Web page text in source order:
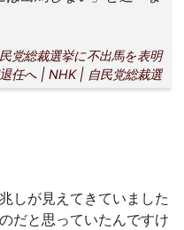
党総裁選挙に不出馬を表明
任へ | NHK | 自民党総裁選
しが見えてきていました
だと思っていたんですけ